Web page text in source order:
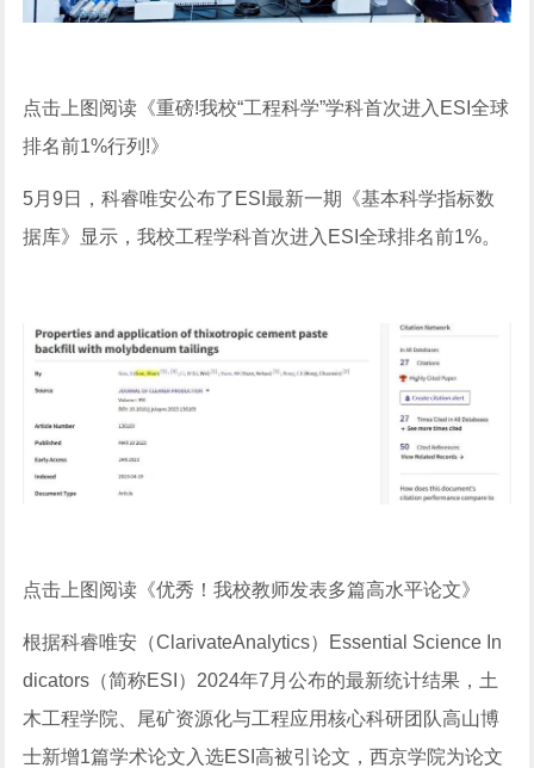
点击上图阅读《重磅!我校“工程科学”学科首次进入ESI全球
排名前1%行列!》
5月9日，科睿唯安公布了ESI最新一期《基本科学指标数
据库》显示，我校工程学科首次进入ESI全球排名前1%。
点击上图阅读《优秀！我校教师发表多篇高水平论文》
根据科睿唯安（ClarivateAnalytics）Essential Science In
dicators（简称ESI）2024年7月公布的最新统计结果，土
木工程学院、尾矿资源化与工程应用核心科研团队高山博
士新增1篇学术论文入选ESI高被引论文，西京学院为论文